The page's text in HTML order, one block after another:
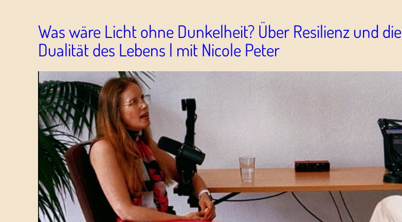
Was wäre Licht ohne Dunkelheit? Über Resilienz und die
Dualität des Lebens | mit Nicole Peter